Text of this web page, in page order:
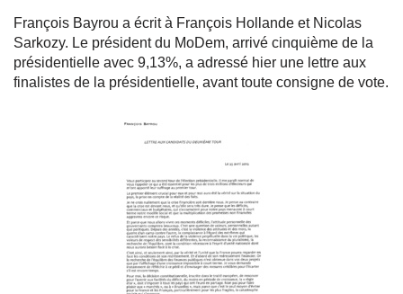
François Bayrou a écrit à François Hollande et Nicolas
Sarkozy. Le président du MoDem, arrivé cinquième de la
présidentielle avec 9,13%, a adressé hier une lettre aux
finalistes de la présidentielle, avant toute consigne de vote.